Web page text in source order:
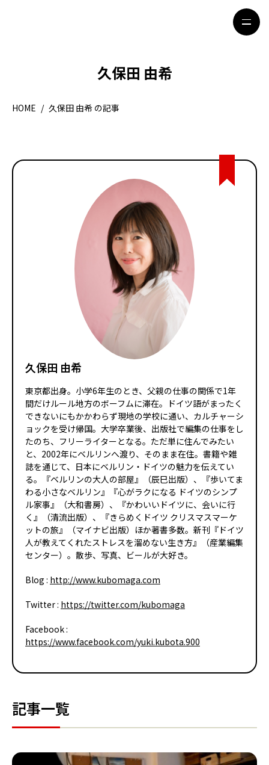
地域別ガイド
ライフスタイル
ライター募集
久保田 由希
HOME / 久保田 由希 の記事
久保田 由希
東京都出身。小学6年生のとき、父親の仕事の関係で1年
間だけルール地方のボーフムに滞在。ドイツ語がまったく
できないにもかかわらず現地の学校に通い、カルチャーシ
ョックを受け帰国。大学卒業後、出版社で編集の仕事をし
たのち、フリーライターとなる。ただ単に住んでみたい
と、2002年にベルリンへ渡り、そのまま在住。書籍や雑
誌を通じて、日本にベルリン・ドイツの魅力を伝えてい
る。『ベルリンの大人の部屋』（辰巳出版）、『歩いてま
わる小さなベルリン』『心がラクになる ドイツのシンプ
ル家事』（大和書房）、『かわいいドイツに、会いに行
く』（清流出版）、『きらめくドイツ クリスマスマーケ
ットの旅』（マイナビ出版）ほか著書多数。新刊『ドイツ
人が教えてくれたストレスを溜めない生き方』（産業編集
センター）。散歩、写真、ビールが大好き。
Blog : http://www.kubomaga.com
Twitter : https://twitter.com/kubomaga
Facebook :
https://www.facebook.com/yuki.kubota.900
記事一覧